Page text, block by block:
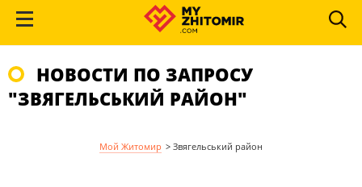
НОВОСТИ ПО ЗАПРОСУ
"ЗВЯГЕЛЬСЬКИЙ РАЙОН"
Мой Житомир > Звягельський район